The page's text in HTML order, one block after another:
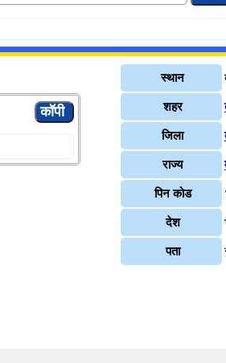
स्थान
शहर
जिला
राज्य
पिन कोड
देश
पता